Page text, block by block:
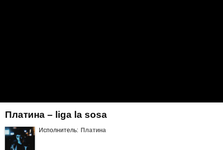
Платина – liga la sosa
Исполнитель: Платина